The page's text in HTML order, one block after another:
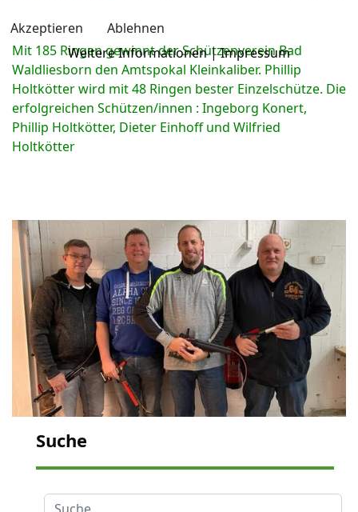
Mit 185 Ringen gewinnt der Schützenverein Bad
Waldliesborn den Amtspokal Kleinkaliber. Phillip
Holtkötter wird mit 48 Ringen bester Einzelschütze. Die
erfolgreichen Schützen/innen : Ingeborg Konert,
Phillip Holtkötter, Dieter Einhoff und Wilfried
Holtkötter
Suche
Suche
Akzeptieren
Ablehnen
Weitere Informationen|Impressum